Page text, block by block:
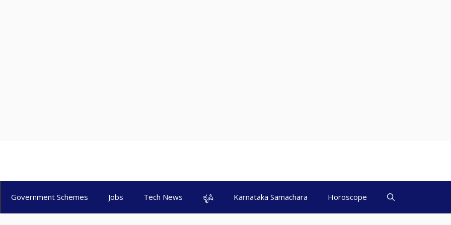
Government Schemes Jobs Tech News ಕೃಷಿ Karnataka Samachara Horoscope